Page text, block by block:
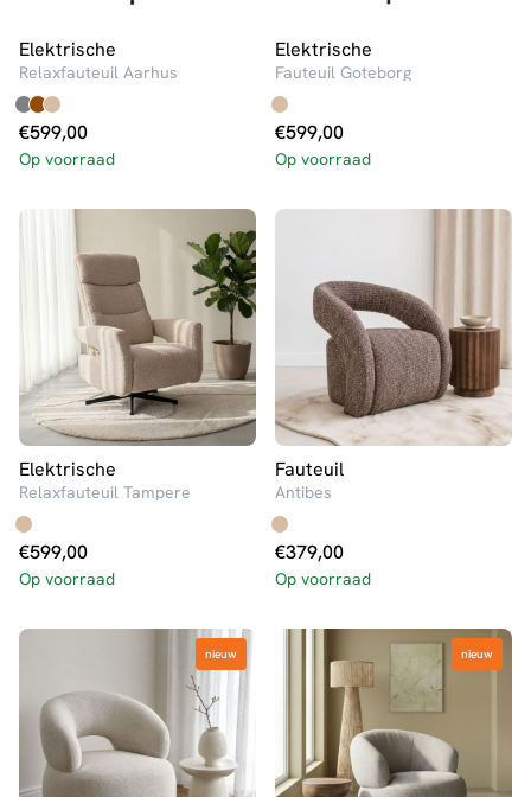
Elektrische
Relaxfauteuil Aarhus
€599,00
Op voorraad
Elektrische
Fauteuil Goteborg
€599,00
Op voorraad
Elektrische
Relaxfauteuil Tampere
€599,00
Op voorraad
Fauteuil
Antibes
€379,00
Op voorraad
nieuw
nieuw nieuw
nieuw